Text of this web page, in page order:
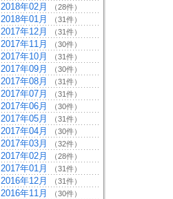
2018年02月 （28件）
2018年01月 （31件）
2017年12月 （31件）
2017年11月 （30件）
2017年10月 （31件）
2017年09月 （30件）
2017年08月 （31件）
2017年07月 （31件）
2017年06月 （30件）
2017年05月 （31件）
2017年04月 （30件）
2017年03月 （32件）
2017年02月 （28件）
2017年01月 （31件）
2016年12月 （31件）
2016年11月 （30件）